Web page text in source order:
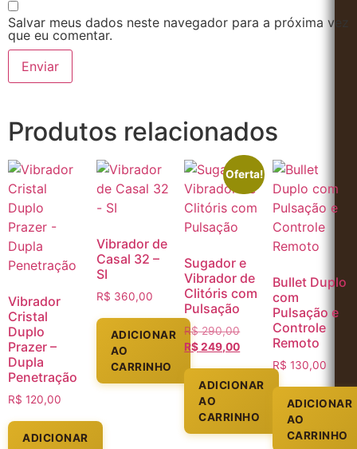
Salvar meus dados neste navegador para a próxima vez
que eu comentar.
Produtos relacionados
Vibrador
Cristal
Duplo
Prazer –
Dupla
Penetração
R$ 120,00
ADICIONAR
Vibrador de
Casal 32 –
SI
R$ 360,00
ADICIONAR
AO
CARRINHO
Oferta!
Sugador e
Vibrador de
Clitóris com
Pulsação
R$290,00
R$249,00
ADICIONAR
AO
CARRINHO
Bullet Duplo
com
Pulsação e
Controle
Remoto
R$ 130,00
ADICIONAR
AO
CARRINHO